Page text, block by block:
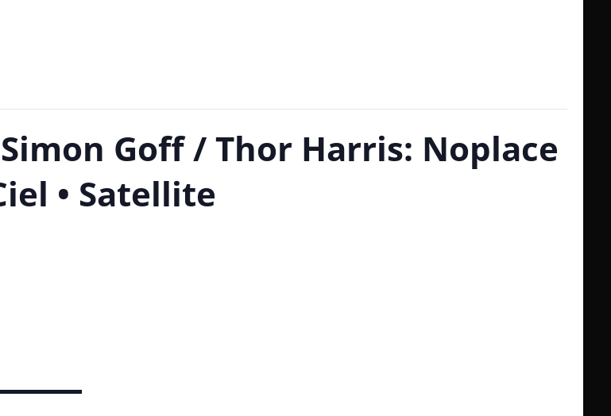
Goff / Thor Harris: Noplace
• Satellite